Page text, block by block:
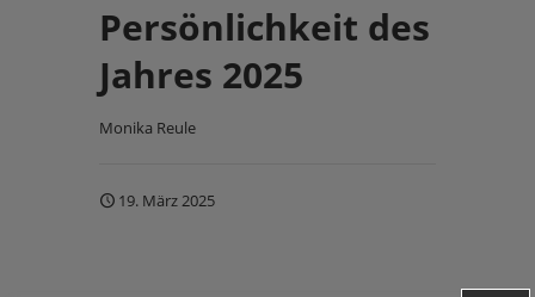
Persönlichkeit des
Jahres 2025
Monika Reule
19. März 2025